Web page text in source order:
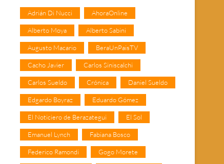
Adrián Di Nucci AhoraOnline
Alberto Moya Alberto Sabini
Augusto Macario BeraUnPaisTV
Cacho Javier Carlos Siniscalchi
Carlos Sueldo Crónica Daniel Sueldo
Edgardo Boyraz Eduardo Gómez
El Noticiero de Berazategui El Sol
Emanuel Lynch Fabiana Bosco
Federico Ramondi Gogo Morete